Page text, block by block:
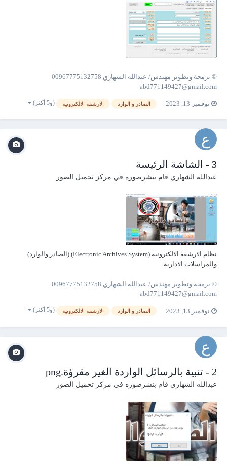
© برمجة وتطوير مهندس/ عبدالله الشهاري 00967775132758
abd771149427@gmail.com
نوفمبر 13, 2023 الصادر و الوارد الارشفة الالكترونية (و5 أكثر)
3 - الشاشة الرئيسة
عبدالله الشهاري قام بنشرصوره في مركز تحميل الصور
نظام الارشفة الالكترونية (Electronic Archives System) (الصادر والوارد)
والمراسلات الادارية
© برمجة وتطوير مهندس/ عبدالله الشهاري 00967775132758
abd771149427@gmail.com
نوفمبر 13, 2023 الصادر و الوارد الارشفة الالكترونية (و5 أكثر)
2 - تنبية بالرسائل الواردة الغير مقرؤة.png
عبدالله الشهاري قام بنشرصوره في مركز تحميل الصور